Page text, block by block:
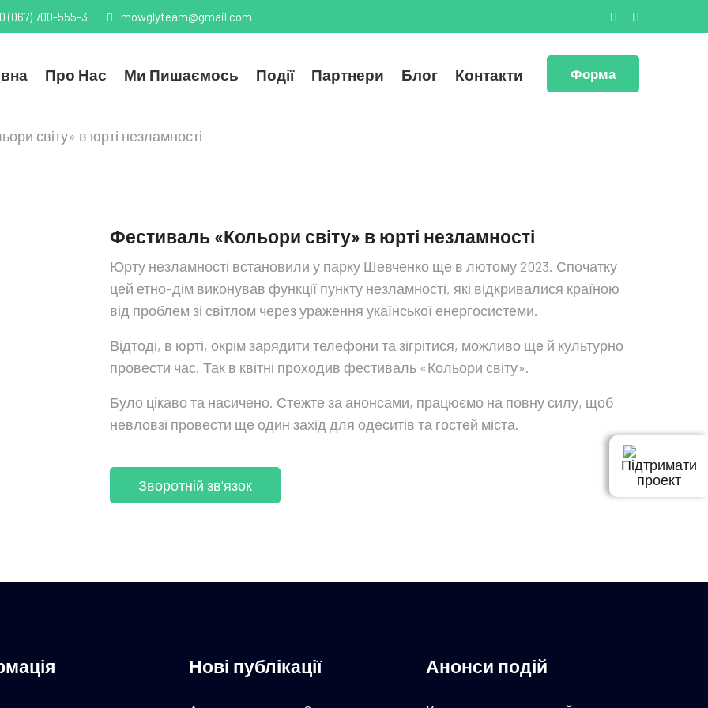
(067) 700-555-3 mowglyteam@gmail.com
Про Нас Ми Пишаємось Події Партнери Блог Контакти Форма
світу» в юрті незламності
Фестиваль «Кольори світу» в юрті незламності
Юрту незламності встановили у парку Шевченко ще в лютому 2023. Спочатку
цей етно-дім виконував функції пункту незламності, які відкривалися країною
від проблем зі світлом через ураження укаїнської енергосистеми.
Відтоді, в юрті, окрім зарядити телефони та зігрітися, можливо ще й культурно
провести час. Так в квітні проходив фестиваль «Кольори світу».
Було цікаво та насичено. Стежте за анонсами, працюємо на повну силу, щоб
невловзі провести ще один захід для одеситів та гостей міста.
Зворотній зв'язок
Нові публікації Анонси подій
Підтримати
проект